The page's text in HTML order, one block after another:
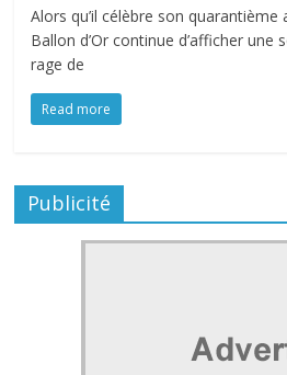
Alors qu’il célèbre son quarantième
Ballon d’Or continue d’afficher une
rage de
Read more
Publicité